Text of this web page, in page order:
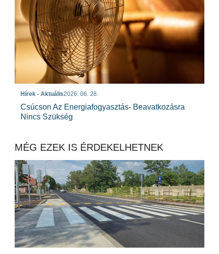
Hírek - Aktuális2026. 06. 28.
Csúcson Az Energiafogyasztás- Beavatkozásra
Nincs Szükség
MÉG EZEK IS ÉRDEKELHETNEK